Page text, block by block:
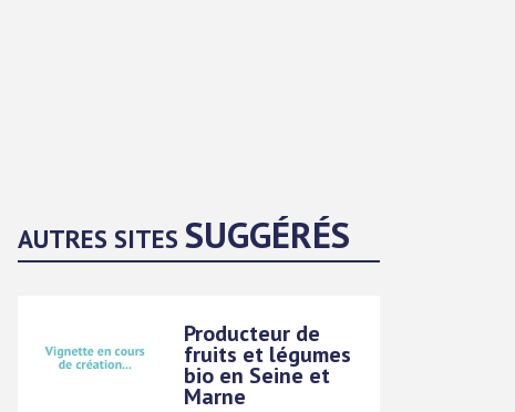
AUTRES SITESSUGGÉRÉS
Producteur de
fruits et légumes
bio en Seine et
Marne